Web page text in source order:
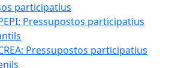
participatius
Pressupostos participatius
Pressupostos participatius